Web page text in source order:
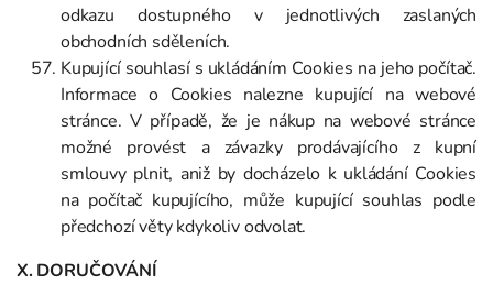
odkazu dostupného v jednotlivých zaslaných
obchodních sděleních.
Kupující souhlasí s ukládáním Cookies na jeho počítač.
Informace o Cookies nalezne kupující na webové
stránce. V případě, že je nákup na webové stránce
možné provést a závazky prodávajícího z kupní
smlouvy plnit, aniž by docházelo k ukládání Cookies
na počítač kupujícího, může kupující souhlas podle
předchozí věty kdykoliv odvolat.
X. DORUČOVÁNÍ